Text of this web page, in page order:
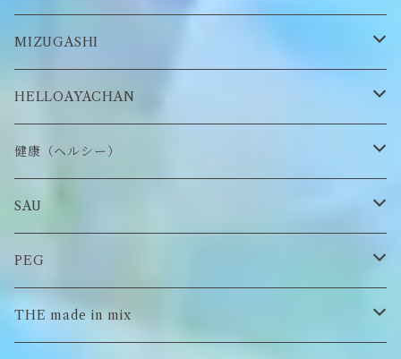
ロンT
ステッカー・シール
チャーム
Tシャツ
イヤーマフラー
Tシャツ
マスクチェーン
キーホルダー
ブローチ
靴下
スタイ
MIZUGASHI
帽子
アクセサリー
HELLOAYACHAN
ピアス/イヤリング
健康（ヘルシー）
ロンT
スウェット/パーカー
Tシャツ
SAU
ロンT
スウェット/パーカー
PEG
キーチャーム
THE made in mix